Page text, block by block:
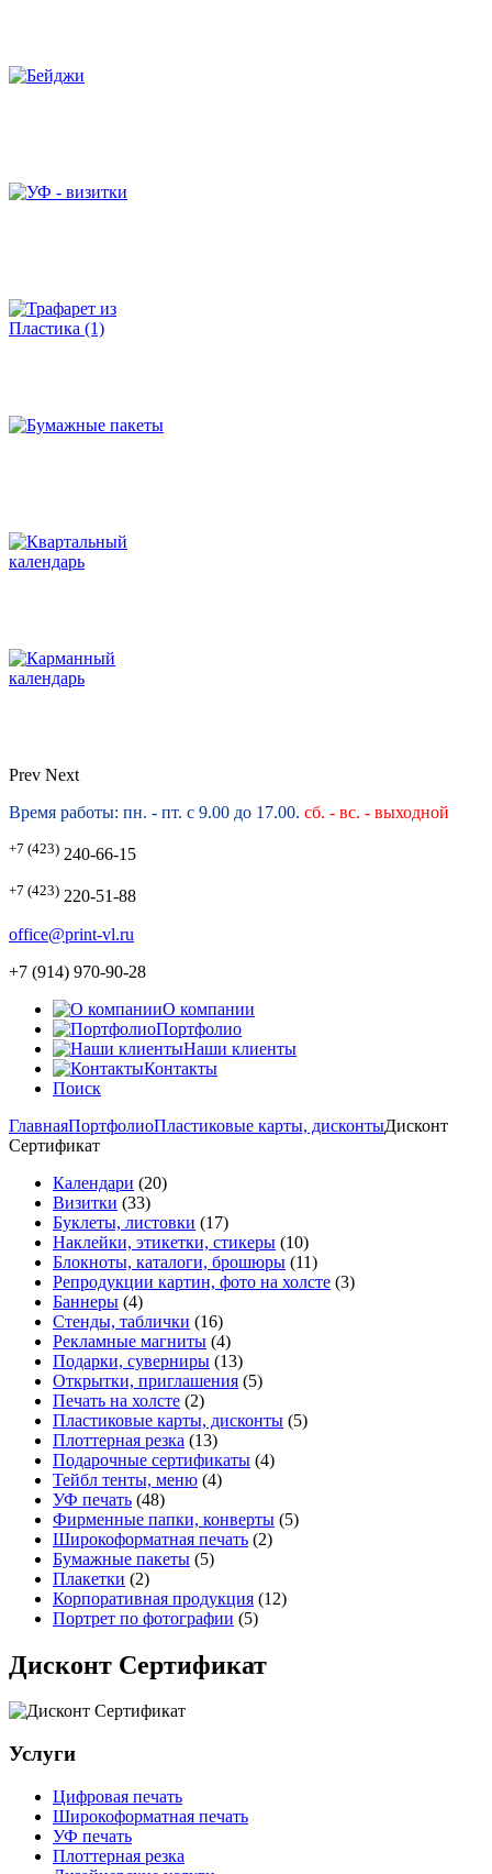
Prev Next
Время работы: пн. - пт. с 9.00 до 17.00. сб. - вс. - выходной
+7 (423) 240-66-15
+7 (423) 220-51-88
office@print-vl.ru
+7 (914) 970-90-28
О компании
Портфолио
Наши клиенты
Контакты
Поиск
ГлавнаяПортфолиоПластиковые карты, дисконтыДисконт
Сертификат
Календари (20)
Визитки (33)
Буклеты, листовки (17)
Наклейки, этикетки, стикеры (10)
Блокноты, каталоги, брошюры (11)
Репродукции картин, фото на холсте (3)
Баннеры (4)
Стенды, таблички (16)
Рекламные магниты (4)
Подарки, суверниры (13)
Открытки, приглашения (5)
Печать на холсте (2)
Пластиковые карты, дисконты (5)
Плоттерная резка (13)
Подарочные сертификаты (4)
Тейбл тенты, меню (4)
УФ печать (48)
Фирменные папки, конверты (5)
Широкоформатная печать (2)
Бумажные пакеты (5)
Плакетки (2)
Корпоративная продукция (12)
Портрет по фотографии (5)
Дисконт Сертификат
Услуги
Цифровая печать
Широкоформатная печать
УФ печать
Плоттерная резка